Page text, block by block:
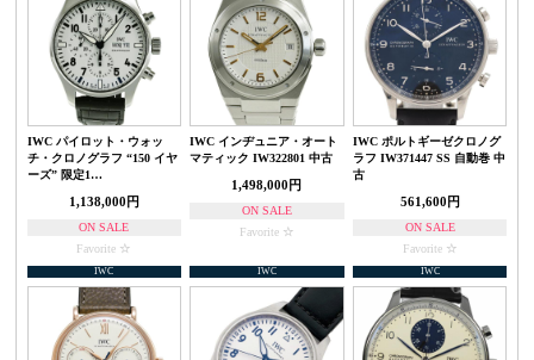
IWC パイロット・ウォッ
チ・クロノグラフ “150 イヤ
ーズ” 限定1…
1,138,000円
ON SALE
Favorite
IWC インヂュニア・オート
マティック IW322801 中古
1,498,000円
ON SALE
Favorite
IWC ポルトギーゼクロノグ
ラフ IW371447 SS 自動巻 中
古
561,600円
ON SALE
Favorite
IWC IWC IWC